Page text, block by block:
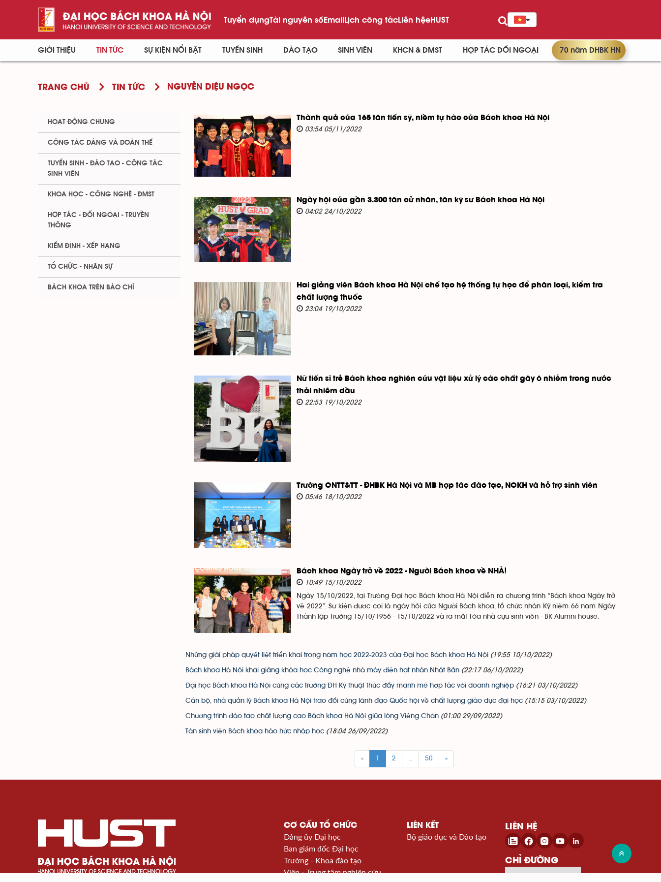
Tuyển dụngTài nguyên sốEmailLịch công tácLiên hệeHUST
GIỚI THIỆU TIN TỨC SỰ KIỆN NỔI BẬT TUYỂN SINH ĐÀO TẠO SINH VIÊN KHCN & ĐMST HỢP TÁC ĐỐI NGOẠI 70 năm ĐHBK HN
TRANG CHỦ TIN TỨC NGUYỄN DIỆU NGỌC
Thành quả của 165 tân tiến sỹ, niềm tự hào của Bách khoa Hà Nội
03:54 05/11/2022
Ngày hội của gần 3.300 tân cử nhân, tân kỹ sư Bách khoa Hà Nội
04:02 24/10/2022
Hai giảng viên Bách khoa Hà Nội chế tạo hệ thống tự học để phân loại, kiểm tra
chất lượng thuốc
23:04 19/10/2022
Nữ tiến sĩ trẻ Bách khoa nghiên cứu vật liệu xử lý các chất gây ô nhiễm trong nước
thải nhiễm dầu
22:53 19/10/2022
Trường CNTT&TT - ĐHBK Hà Nội và MB hợp tác đào tạo, NCKH và hỗ trợ sinh viên
05:46 18/10/2022
Bách khoa Ngày trở về 2022 - Người Bách khoa về NHÀ!
10:49 15/10/2022
Ngày 15/10/2022, tại Trường Đại học Bách khoa Hà Nội diễn ra chương trình “Bách khoa Ngày trở
về 2022”. Sự kiện được coi là ngày hội của Người Bách khoa, tổ chức nhân Kỷ niệm 66 năm Ngày
Thành lập Trường 15/10/1956 - 15/10/2022 và ra mắt Tòa nhà cựu sinh viên - BK Alumni house.
Những giải pháp quyết liệt triển khai trong năm học 2022-2023 của Đại học Bách khoa Hà Nội (19:55 10/10/2022)
Bách khoa Hà Nội khai giảng khóa học Công nghệ nhà máy điện hạt nhân Nhật Bản (22:17 06/10/2022)
Đại học Bách khoa Hà Nội cùng các trường ĐH Kỹ thuật thúc đẩy mạnh mẽ hợp tác với doanh nghiệp (16:21 03/10/2022)
Cán bộ, nhà quản lý Bách khoa Hà Nội trao đổi cùng lãnh đạo Quốc hội về chất lượng giáo dục đại học (15:15 03/10/2022)
Chương trình đào tạo chất lượng cao Bách khoa Hà Nội giữa lòng Viêng Chăn (01:00 29/09/2022)
Tân sinh viên Bách khoa háo hức nhập học (18:04 26/09/2022)
« 2 ... 50 »
HOẠT ĐỘNG CHUNG
CÔNG TÁC ĐẢNG VÀ ĐOÀN THỂ
TUYỂN SINH - ĐÀO TẠO - CÔNG TÁC
SINH VIÊN
KHOA HỌC - CÔNG NGHỆ - ĐMST
HỢP TÁC - ĐỐI NGOẠI - TRUYỀN
THÔNG
KIỂM ĐỊNH - XẾP HẠNG
TỔ CHỨC - NHÂN SỰ
BÁCH KHOA TRÊN BÁO CHÍ
CƠ CẤU TỔ CHỨC
Đảng ủy Đại học
Ban giám đốc Đại học
Trường - Khoa đào tạo
Viện - Trung tâm nghiên cứu
LIÊN KẾT
Bộ giáo dục và Đào tạo
LIÊN HỆ
CHỈ ĐƯỜNG